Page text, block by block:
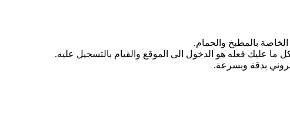
بالمطبخ والحمام.
ما عليك فعله هو الدخول الى الموقع والقيام بالتسجيل عليه.
بدقة وبسرعة.